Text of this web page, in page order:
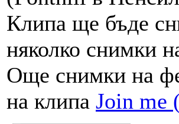
Клипа ще бъде
няколко снимки
Още снимки на
на клипа Join me